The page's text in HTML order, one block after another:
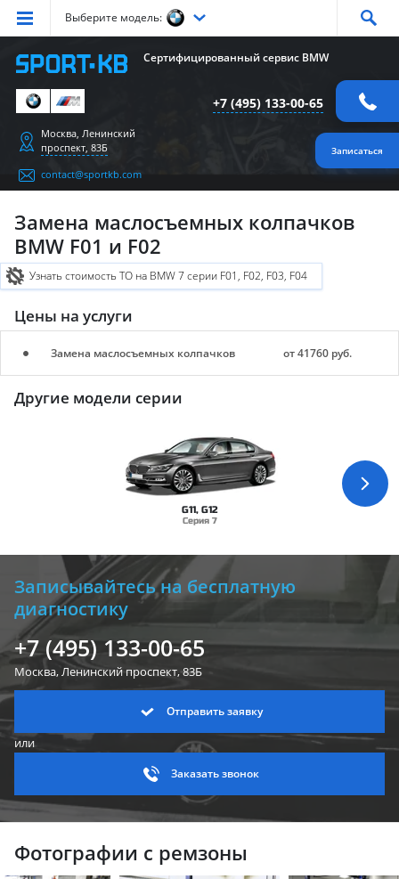
Выберите модель:
Серия Серия Серия
СерияX3
Серия X4 X6 СерияZ4 СерияM
Сертифицированный сервис BMW
+7 (495) 133-00-65
Записаться
Москва, Ленинский
проспект, 83Б
contact@sportkb.com
Замена маслосъемных колпачков
BMW F01 и F02
Узнать стоимость ТО на BMW 7 серии F01, F02, F03, F04
Цены на услуги
Замена маслосъемных колпачков от 41760 руб.
Другие модели серии
G11, G12
Серия 7
Записывайтесь на бесплатную
диагностику
+7 (495) 133-00-65
Москва, Ленинскийпроспект, 83Б
Отправить заявку
или
Заказать звонок
Фотографии с ремзоны